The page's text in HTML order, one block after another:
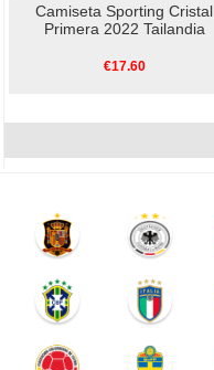
Camiseta Sporting Cristal
Primera 2022 Tailandia
€17.60